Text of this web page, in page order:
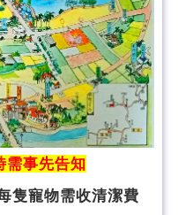
需事先告知
隻寵物需收清潔費